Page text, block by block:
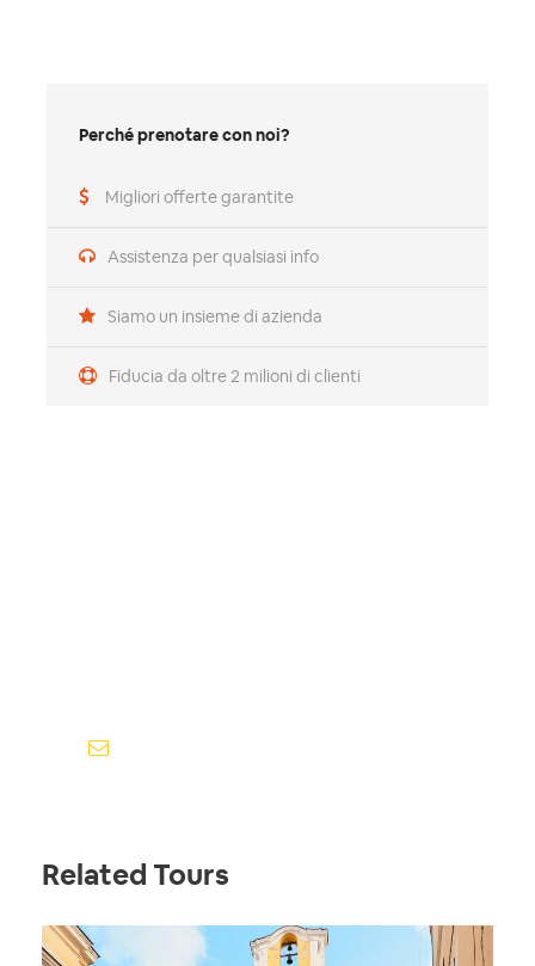
Perché prenotare con noi?
Migliori offerte garantite
Assistenza per qualsiasi info
Siamo un insieme di azienda
Fiducia da oltre 2 milioni di clienti
Related Tours